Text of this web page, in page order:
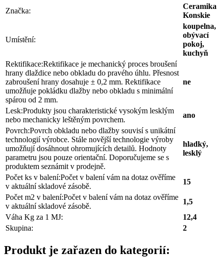
Značka:
Ceramika
Konskie
Umístění:
koupelna,
obývací
pokoj,
kuchyň
Rektifikace:Rektifikace je mechanický proces broušení
hrany dlaždice nebo obkladu do pravého úhlu. Přesnost
zabroušení hrany dosahuje ± 0,2 mm. Rektifikace
umožňuje pokládku dlažby nebo obkladu s minimální
spárou od 2 mm.
ne
Lesk:Produkty jsou charakteristické vysokým lesklým
nebo mechanicky leštěným povrchem.
ano
Povrch:Povrch obkladu nebo dlažby souvisí s unikátní
technologií výrobce. Stále novější technologie výroby
umožňují dosáhnout ohromujících detailů. Hodnoty
parametru jsou pouze orientační. Doporučujeme se s
produktem seznámit v prodejně.
hladký,
lesklý
Počet ks v balení:Počet v balení vám na dotaz ověříme
v aktuální skladové zásobě.
15
Počet m2 v balení:Počet v balení vám na dotaz ověříme
v aktuální skladové zásobě.
1,5
Váha Kg za 1 MJ:
12,4
Skupina:
2
Produkt je zařazen do kategorií: